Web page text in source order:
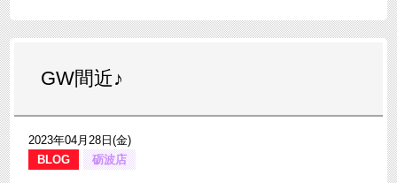
GW間近♪
2023年04月28日(金)
BLOG
砺波店